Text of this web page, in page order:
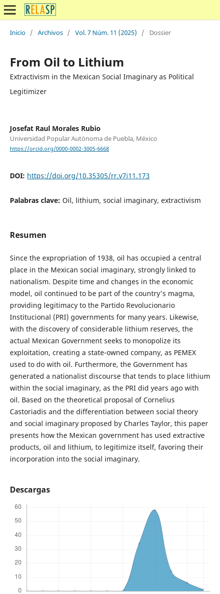
Inicio / Archivos / Vol. 7 Núm. 11 (2025) / Dossier
From Oil to Lithium
Extractivism in the Mexican Social Imaginary as Political
Legitimizer
Josefat Raul Morales Rubio
Universidad Popular Autónoma de Puebla, México
https://orcid.org/0000-0002-3005-6668
DOI: https://doi.org/10.35305/rr.v7i11.173
Palabras clave: Oil, lithium, social imaginary, extractivism
Resumen
Since the expropriation of 1938, oil has occupied a central
place in the Mexican social imaginary, strongly linked to
nationalism. Despite time and changes in the economic
model, oil continued to be part of the country's magma,
providing legitimacy to the Partido Revolucionario
Institucional (PRI) governments for many years. Likewise,
with the discovery of considerable lithium reserves, the
actual Mexican Government seeks to monopolize its
exploitation, creating a state-owned company, as PEMEX
used to do with oil. Furthermore, the Government has
generated a nationalist discourse that tends to place lithium
within the social imaginary, as the PRI did years ago with
oil. Based on the theoretical proposal of Cornelius
Castoriadis and the differentiation between social theory
and social imaginary proposed by Charles Taylor, this paper
presents how the Mexican government has used extractive
products, oil and lithium, to legitimize itself, favoring their
incorporation into the social imaginary.
Descargas